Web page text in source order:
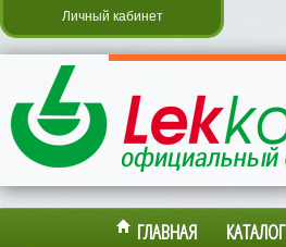
Личный кабинет
ГЛАВНАЯ КАТАЛОГ